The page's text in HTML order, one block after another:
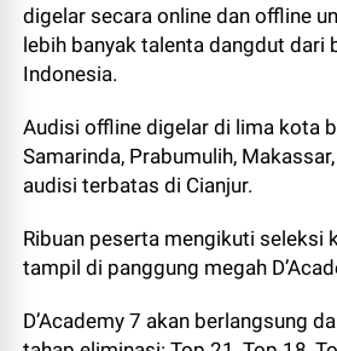
digelar secara online dan offline
lebih banyak talenta dangdut dari
Indonesia.
Audisi offline digelar di lima kota
Samarinda, Prabumulih,
audisi terbatas di Cianjur.
Ribuan peserta mengikuti seleksi
tampil di panggung megah
D’Academy 7 akan berlangsung